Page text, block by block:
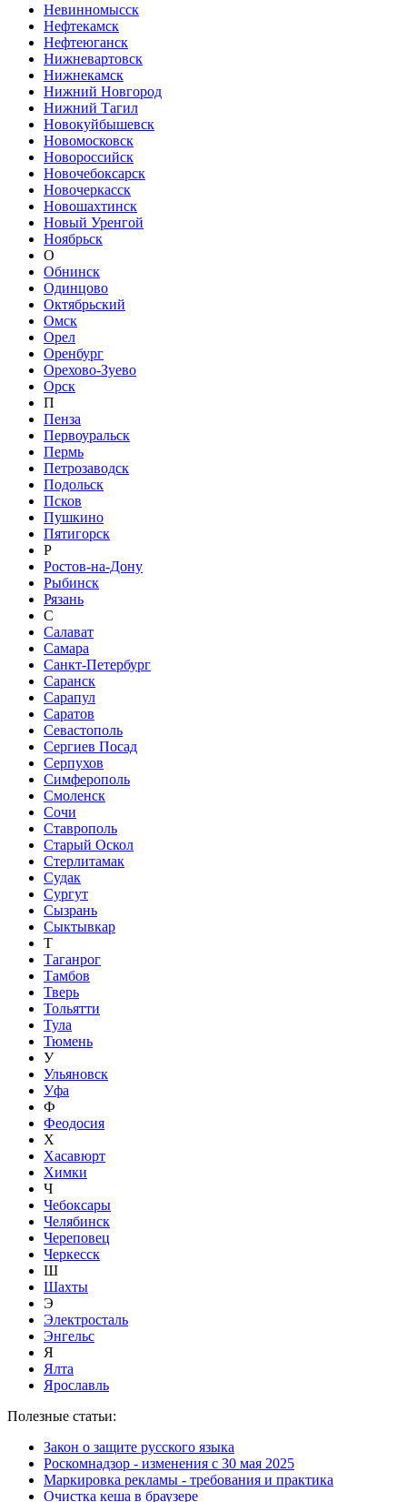
Невинномысск
Нефтекамск
Нефтеюганск
Нижневартовск
Нижнекамск
Нижний Новгород
Нижний Тагил
Новокуйбышевск
Новомосковск
Новороссийск
Новочебоксарск
Новочеркасск
Новошахтинск
Новый Уренгой
Ноябрьск
О
Обнинск
Одинцово
Октябрьский
Омск
Орел
Оренбург
Орехово-Зуево
Орск
П
Пенза
Первоуральск
Пермь
Петрозаводск
Подольск
Псков
Пушкино
Пятигорск
Р
Ростов-на-Дону
Рыбинск
Рязань
С
Салават
Самара
Санкт-Петербург
Саранск
Сарапул
Саратов
Севастополь
Сергиев Посад
Серпухов
Симферополь
Смоленск
Сочи
Ставрополь
Старый Оскол
Стерлитамак
Судак
Сургут
Сызрань
Сыктывкар
Т
Таганрог
Тамбов
Тверь
Тольятти
Тула
Тюмень
У
Ульяновск
Уфа
Ф
Феодосия
Х
Хасавюрт
Химки
Ч
Чебоксары
Челябинск
Череповец
Черкесск
Ш
Шахты
Э
Электросталь
Энгельс
Я
Ялта
Ярославль
Полезные статьи:
Закон о защите русского языка
Роскомнадзор - изменения с 30 мая 2025
Маркировка рекламы - требования и практика
Очистка кеша в браузере